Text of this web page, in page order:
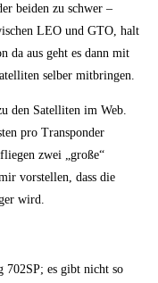
beiden zu schwer –
LEO und GTO, halt
da aus geht es dann mit
selber mitbringen.
den Satelliten im Web.
pro Transponder
zwei „große“
vorstellen, dass die
wird.
702SP; es gibt nicht so